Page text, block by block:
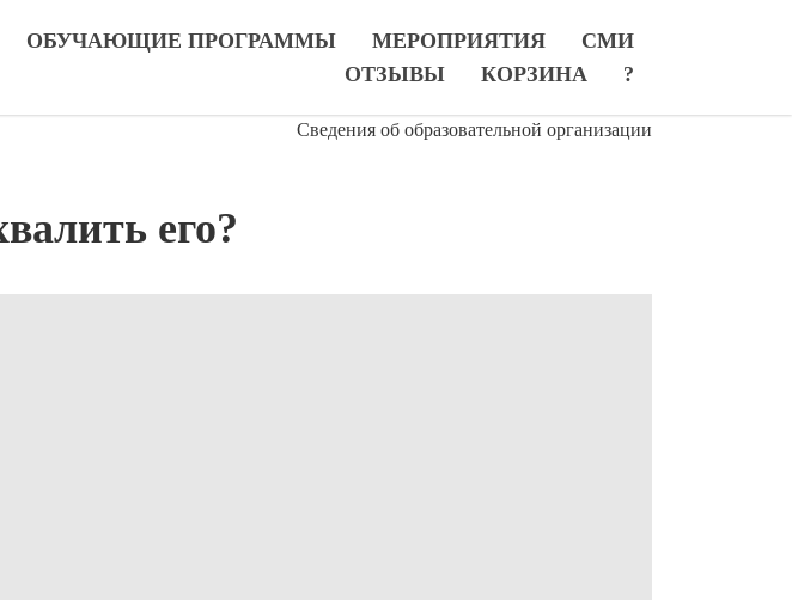
ОБУЧАЮЩИЕ ПРОГРАММЫ МЕРОПРИЯТИЯ
СМИ
ОТЗЫВЫ
КОРЗИНА ?
Сведения об образовательной организации
его?